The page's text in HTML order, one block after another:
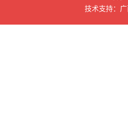
技术支持：